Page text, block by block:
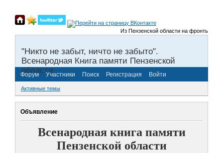
Из Пензенской области на фронты
"Никто не забыт, ничто не забыто".
Всенародная Книга памяти Пензенской
области.
Форум Участники Поиск Регистрация Войти
Активные темы
Объявление
Всенародная книга памяти
Пензенской области